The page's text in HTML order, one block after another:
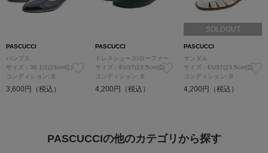
PASCUCCI
パンプス
サイズ：36 1/2(23cm位)
コンディション: B
3,600円（税込）
PASCUCCI
ドレスシューズ/ローファー
サイズ：EU37(23.5cm位)
コンディション: B
4,200円（税込）
SOLDOUT
PASCUCCI
サンダル
サイズ：EU37(23.5cm位)
コンディション: B
4,200円（税込）
PASCUCCIの他のカテゴリから探す